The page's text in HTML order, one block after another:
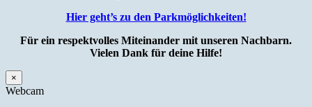
Hier geht’s zu den Parkmöglichkeiten!
Für ein respektvolles Miteinander mit unseren Nachbarn.
Vielen Dank für deine Hilfe!
×
Webcam